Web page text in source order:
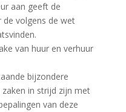
aan geeft de
de volgens de wet
van huur en verhuur
bijzondere
in strijd zijn met
van deze